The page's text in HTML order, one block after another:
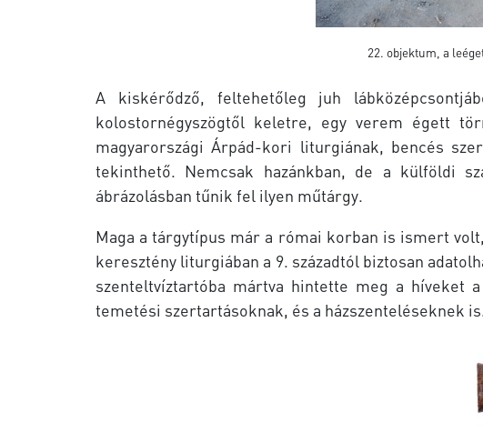
22. objektum, a
A kiskérődző, feltehetőleg juh
kolostornégyszögtől keletre, egy verem égett
magyarországi Árpád-kori liturgiának, bencés
tekinthető. Nemcsak hazánkban, de a külföldi
ábrázolásban tűnik fel ilyen műtárgy.
Maga a tárgytípus már a római korban is ismert
keresztény liturgiában a 9. századtól biztosan
szenteltvíztartóba mártva hintette meg a híveket
temetési szertartásoknak, és a házszenteléseknek